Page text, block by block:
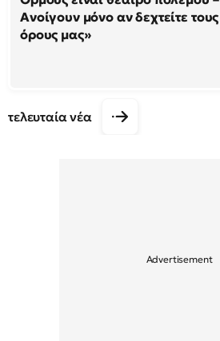
Ανοίγουν μόνο αν δεχτείτε τους
όρους μας»
τελευταία νέα